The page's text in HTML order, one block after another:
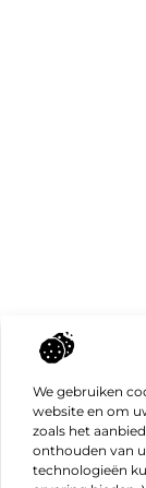
We gebruiken
website en om
zoals het
onthouden van
technologieën